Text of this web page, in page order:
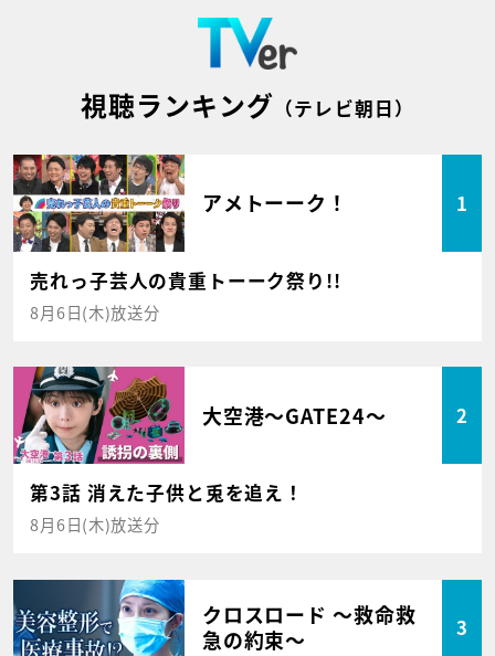
視聴ランキング （テレビ朝日）
アメトーーク！ 1
売れっ子芸人の貴重トーーク祭り!!
8月6日(木)放送分
大空港～GATE24～ 2
第3話 消えた子供と兎を追え！
8月6日(木)放送分
クロスロード ～救命救
急の約束～
3